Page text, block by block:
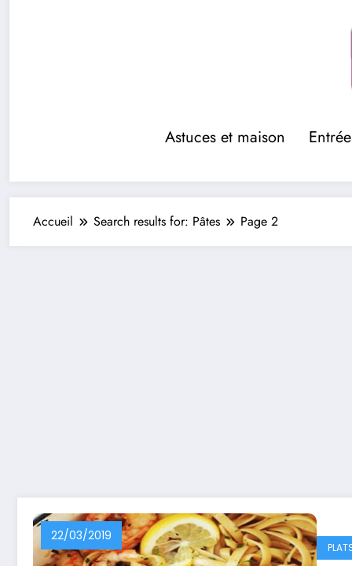
Astuces et maison
Accueil Search results for: Pâtes Page 2
22/03/2019